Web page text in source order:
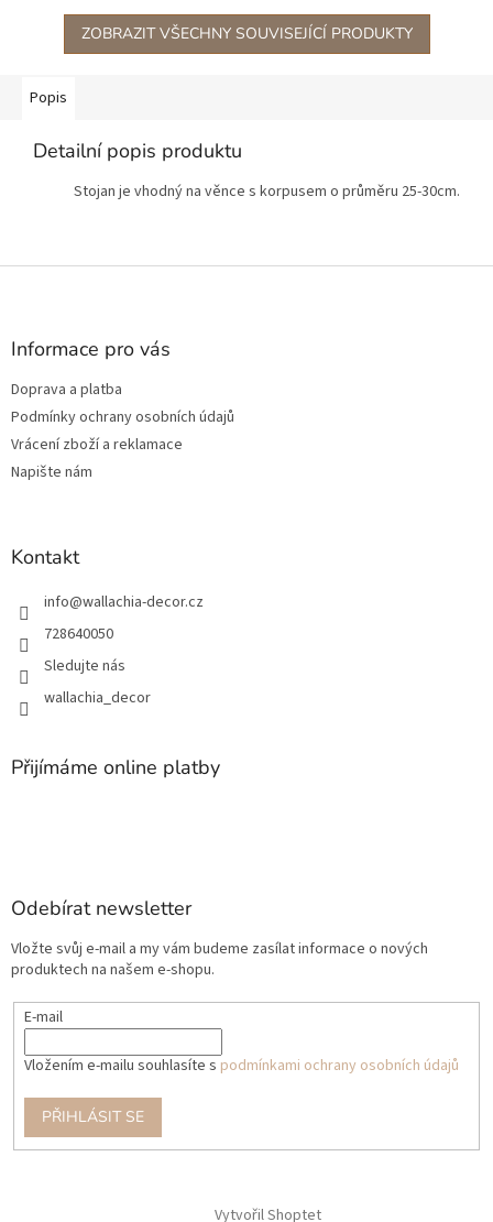
decor.cz níže...
ZOBRAZIT VŠECHNY SOUVISEJÍCÍ PRODUKTY
Popis
Detailní popis produktu
Stojan je vhodný na věnce s korpusem o průměru 25-30cm.
Z
Informace pro vás
Doprava a platba
Podmínky ochrany osobních údajů
Vrácení zboží a reklamace
Napište nám
Kontakt
info@wallachia-decor.cz
728640050
Sledujte nás
wallachia_decor
Přijímáme online platby
Odebírat newsletter
Vložte svůj e-mail a my vám budeme zasílat informace o nových
produktech na našem e-shopu.
E-mail
Vložením e-mailu souhlasíte s podmínkami ochrany osobních údajů
PŘIHLÁSIT SE
Vytvořil Shoptet